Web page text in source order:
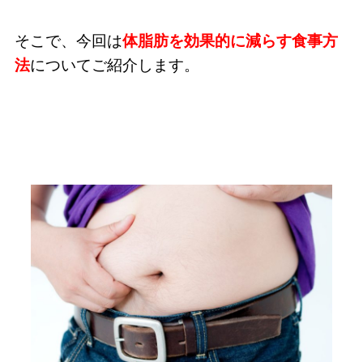
そこで、今回は体脂肪を効果的に減らす食事方
法についてご紹介します。